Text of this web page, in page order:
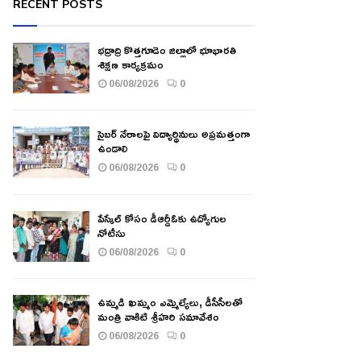
RECENT POSTS
భద్రాద్రి కొత్తగూడెం జిల్లాలో భూభారతి
శిక్షణ కార్యక్రమం
06/08/2026 0
సైబర్ నేరాలపై విద్యార్థినులు అప్రమత్తంగా
ఉండాలి
06/08/2026 0
పేస్కేల్ కోసం డీఆర్డీఓకు ఉద్యోగుల
నోటీసు
06/08/2026 0
ఉమ్మడి ఖమ్మం ఎమ్మెల్యేలు, డీసీసీలతో
మంత్రి వాకిటి శ్రీహరి సమావేశం
06/08/2026 0